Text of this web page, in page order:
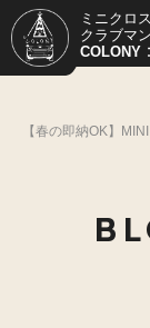
ミニクロ
クラブマ
COLONY
【春の即納OK】